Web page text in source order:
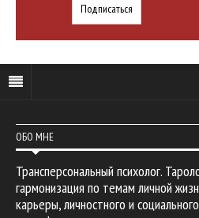
ОБО МНЕ
Трансперсональный психолог.
гармонизация по темам личной
карьеры, личностного и